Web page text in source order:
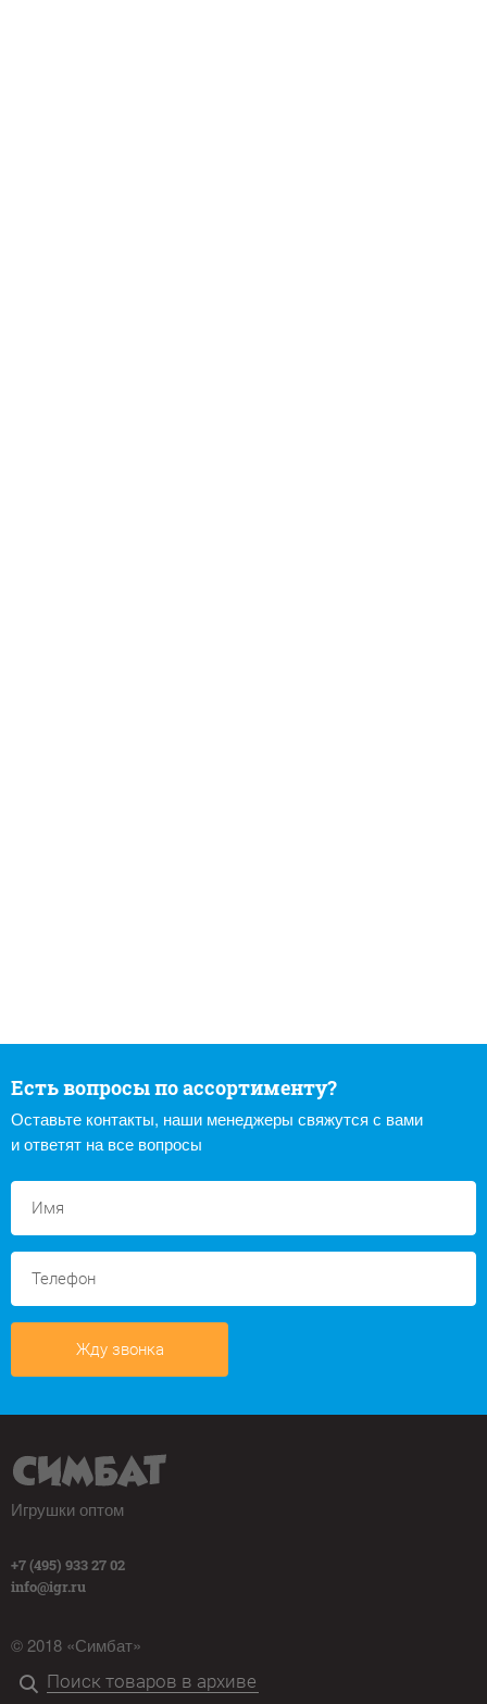
Есть вопросы по ассортименту?
Оставьте контакты, наши менеджеры свяжутся с вами
и ответят на все вопросы
Жду звонка
Игрушки оптом
+7 (495) 933 27 02
info@igr.ru
© 2018 «Симбат»